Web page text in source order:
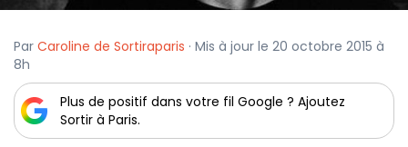
Par Caroline de Sortiraparis · Mis à jour le 20 octobre 2015 à
8h
Plus de positif dans votre fil Google ? Ajoutez
Sortir à Paris.